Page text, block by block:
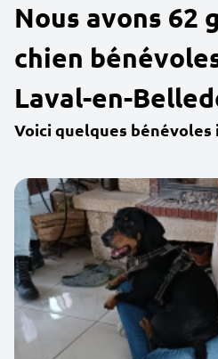
Nous avons 62
chien
Laval-en-
Voici quelques